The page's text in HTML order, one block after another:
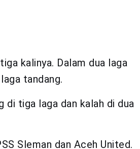
kalinya. Dalam dua laga
tandang.
di tiga laga dan kalah di dua
Sleman dan Aceh United.